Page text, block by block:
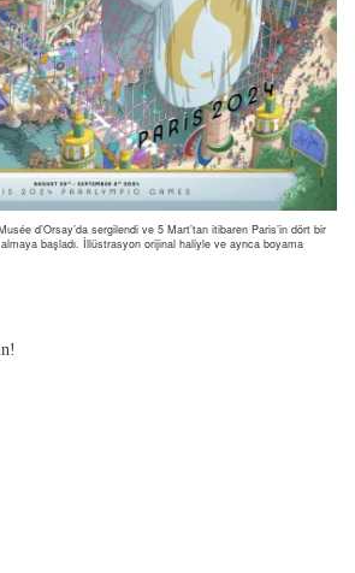
d’Orsay’da sergilendi ve 5 Mart’tan itibaren Paris’in dört bir
başladı. İllüstrasyon orijinal haliyle ve ayrıca boyama